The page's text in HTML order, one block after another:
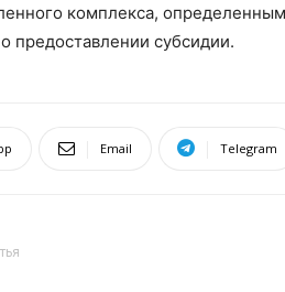
комплекса,
предоставлении субсидии.
Email Telegram